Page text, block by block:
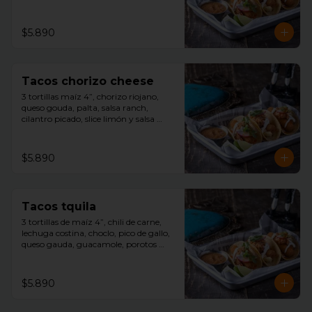
$5.890
Tacos chorizo cheese
3 tortillas maíz 4”, chorizo riojano,
queso gouda, palta, salsa ranch,
cilantro picado, slice limón y salsa
$5.890
Tacos tquila
3 tortillas de maíz 4”, chili de carne,
lechuga costina, choclo, pico de gallo,
queso gauda, guacamole, porotos
tquila aparte.
$5.890